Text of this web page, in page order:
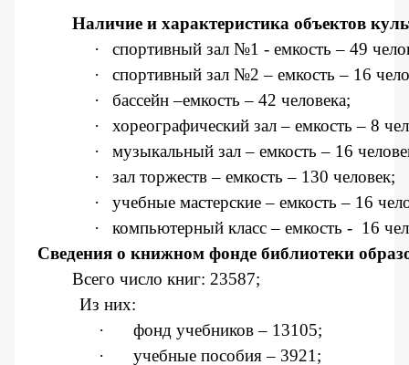
Наличие и характеристика объектов
·
спортивный зал №1 - емкость – 49
·
спортивный зал №2 – емкость – 16
·
бассейн –емкость – 42 человека;
·
хореографический зал – емкость – 8
·
музыкальный зал – емкость – 16
·
зал торжеств – емкость – 130 человек;
·
учебные мастерские – емкость – 16
·
компьютерный класс – емкость - 16
Сведения о книжном фонде библиотеки
Всего число книг: 23587;
Из них:
·
фонд учебников – 13105;
·
учебные пособия – 3921;